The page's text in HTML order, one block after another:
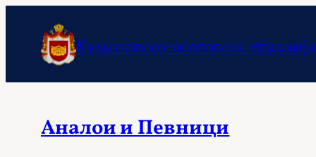
содржината
Кумановско-осоговска епархија
Аналои и Певници